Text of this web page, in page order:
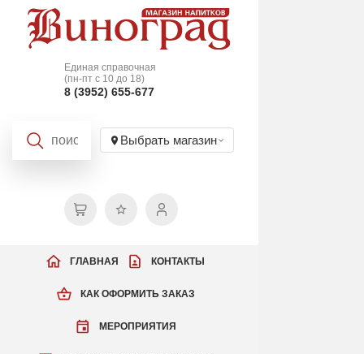
Единая справочная
(пн-пт с 10 до 18)
8 (3952) 655-677
Выбрать магазин
КАК ОФОРМИТЬ ЗАКАЗ
МЕРОПРИЯТИЯ
ГЛАВНАЯ КОНТАКТЫ